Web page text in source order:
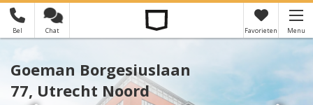
Bel Chat Favorieten Menu
×
Goeman Borgesiuslaan
77, Utrecht Noord